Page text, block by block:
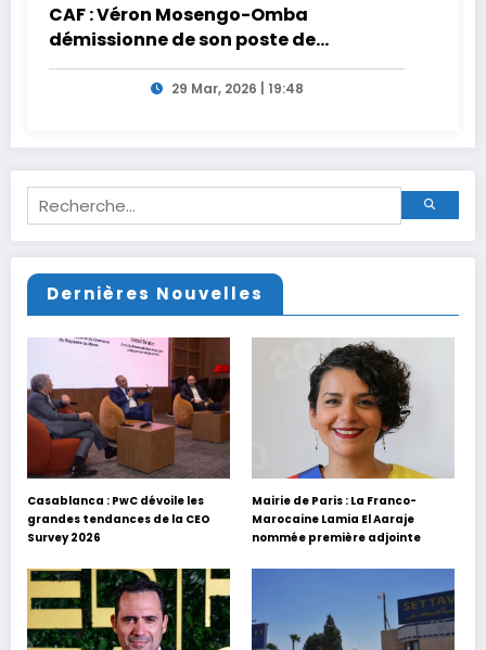
CAF : Véron Mosengo-Omba
démissionne de son poste de
Secrétaire Général
29 Mar, 2026 | 19:48
Dernières Nouvelles
Casablanca : PwC dévoile les
grandes tendances de la CEO
Survey 2026
Mairie de Paris : La Franco-
Marocaine Lamia El Aaraje
nommée première adjointe